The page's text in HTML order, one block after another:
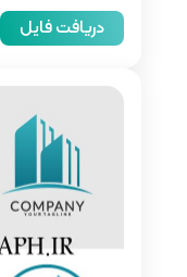
33,000تومان